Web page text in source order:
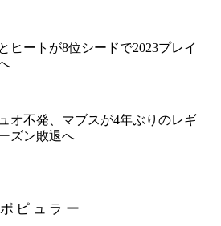
ヒートが8位シードで2023プレイ
オ不発、マブスが4年ぶりのレギ
ズン敗退へ
ポピュラー